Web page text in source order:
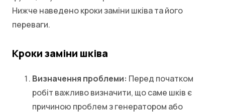
Нижче наведено кроки заміни шківа та його
переваги.
Кроки заміни шківа
Визначення проблеми: Перед початком
робіт важливо визначити, що саме шків є
причиною проблем з генератором або